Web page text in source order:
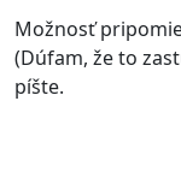
Možnosť
(Dúfam, že to
píšte.